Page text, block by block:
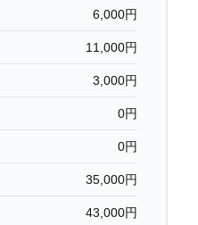
6,000円
11,000円
3,000円
0円
0円
35,000円
43,000円